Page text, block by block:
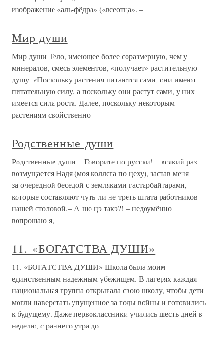
изображение «аль-фёдра» («всеотца». –
Мир души
Мир души Тело, имеющее более соразмерную, чем у
минералов, смесь элементов, «получает» растительную
душу. «Поскольку растения питаются сами, они имеют
питательную силу, а поскольку они растут сами, у них
имеется сила роста. Далее, поскольку некоторым
растениям свойственно
Родственные души
Родственные души – Говорите по-русски! – всякий раз
возмущается Надя (моя коллега по цеху), застав меня
за очередной беседой с земляками-гастарбайтарами,
которые составляют чуть ли не треть штата работников
нашей столовой.– А шо цэ такэ?! – недоумённо
вопрошаю я,
11. «БОГАТСТВА ДУШИ»
11. «БОГАТСТВА ДУШИ» Школа была моим
единственным надежным убежищем. В лагерях каждая
национальная группа открывала свою школу, чтобы дети
могли наверстать упущенное за годы войны и готовились
к будущему. Даже первоклассники учились шесть дней в
неделю, с раннего утра до